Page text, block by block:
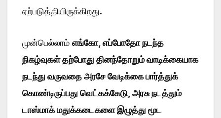
ஏற்படுத்தியிருக்கிறது.
முன்பெல்லாம் எங்கோ, எப்போதோ நடந்த
நிகழ்வுகள் தற்போது தினந்தோறும் வாடிக்கையாக
நடந்து வருவதை அரசே வேடிக்கை பார்த்துக்
கொண்டிருப்பது வெட்கக்கேடு, அரசு நடத்தும்
டாஸ்மாக் மதுக்கடைகளை இழுத்து மூட